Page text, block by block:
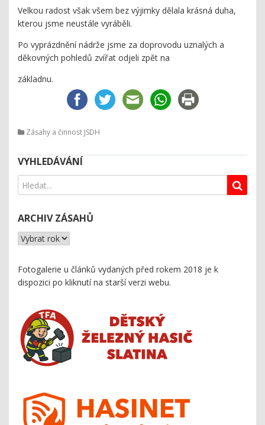
Velkou radost však všem bez výjimky dělala krásná duha,
kterou jsme neustále vyráběli.
Po vyprázdnění nádrže jsme za doprovodu uznalých a
děkovných pohledů zvířat odjeli zpět na
základnu.
Zásahy a činnost JSDH
VYHLEDÁVÁNÍ
ARCHIV ZÁSAHŮ
Fotogalerie u článků vydaných před rokem 2018 je k
dispozici po kliknutí na starší verzi webu.